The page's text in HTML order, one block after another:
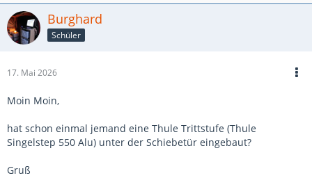
Burghard
Schüler
17. Mai 2026
Moin Moin,
hat schon einmal jemand eine Thule Trittstufe (Thule
Singelstep 550 Alu) unter der Schiebetür eingebaut?
Gruß